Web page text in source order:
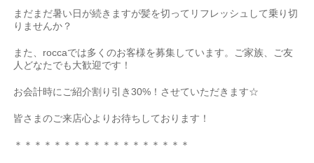
まだまだ暑い日が続きますが髪を切ってリフレッシュして乗り切
りませんか？
また、 roccaでは多くのお客様を募集しています。ご家族、ご友
人どなたでも大歓迎です！
お会計時にご紹介割り引き30% ！させていただきます☆
皆さまのご来店心よりお待ちしております！
＊＊＊＊＊＊＊＊＊＊＊＊＊＊＊＊＊＊